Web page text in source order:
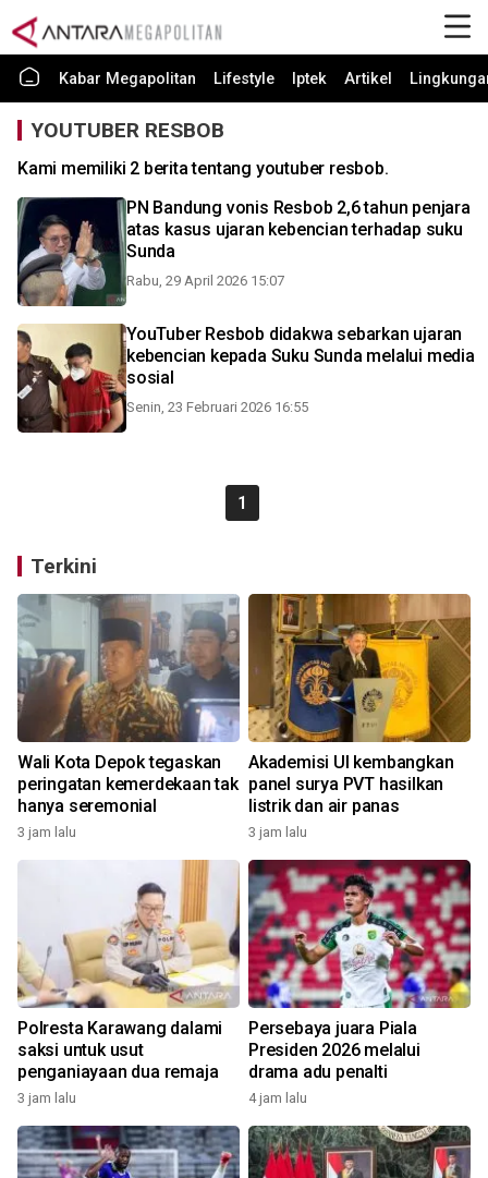
Kabar Megapolitan Lifestyle Iptek Artikel
YOUTUBER RESBOB
Kami memiliki 2 berita tentang youtuber resbob.
PN Bandung vonis Resbob 2,6 tahun penjara
atas kasus ujaran kebencian terhadap suku
Sunda
Rabu, 29 April 2026 15:07
YouTuber Resbob didakwa sebarkan ujaran
kebencian kepada Suku Sunda melalui media
sosial
Senin, 23 Februari 2026 16:55
1
Terkini
Wali Kota Depok tegaskan
peringatan kemerdekaan tak
hanya seremonial
3 jam lalu
Akademisi UI kembangkan
panel surya PVT hasilkan
listrik dan air panas
3 jam lalu
Polresta Karawang dalami
saksi untuk usut
penganiayaan dua remaja
3 jam lalu
Persebaya juara Piala
Presiden 2026 melalui
drama adu penalti
4 jam lalu